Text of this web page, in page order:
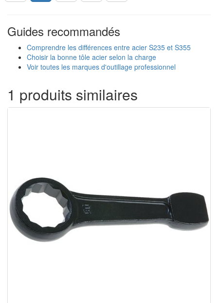
Guides recommandés
Comprendre les différences entre acier S235 et S355
Choisir la bonne tôle acier selon la charge
Voir toutes les marques d'outillage professionnel
1 produits similaires